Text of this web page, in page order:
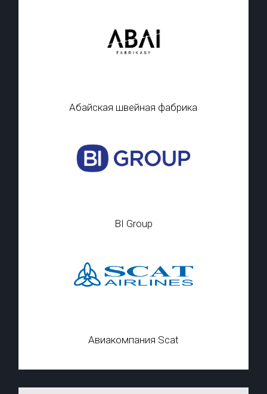
Абайская швейная фабрика
BI Group
Авиакомпания Scat